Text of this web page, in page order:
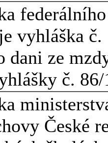
vyhláška
dani ze
č.
České